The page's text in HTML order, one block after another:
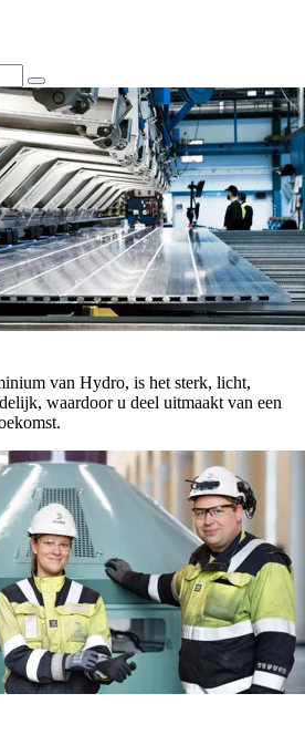
van Hydro, is het sterk, licht,
waardoor u deel uitmaakt van een